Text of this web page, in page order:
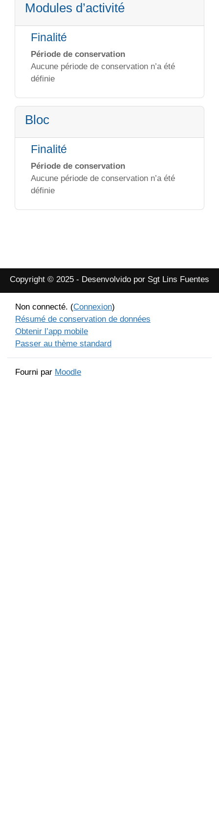
Modules d’activité
Finalité
Période de conservation
Aucune période de conservation n’a été
définie
Bloc
Finalité
Période de conservation
Aucune période de conservation n’a été
définie
Copyright © 2025 - Desenvolvido por Sgt Lins Fuentes
Non connecté. (Connexion)
Résumé de conservation de données
Obtenir l’app mobile
Passer au thème standard
Fourni par Moodle